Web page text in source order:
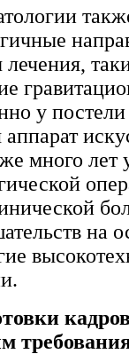
у
много лет
на